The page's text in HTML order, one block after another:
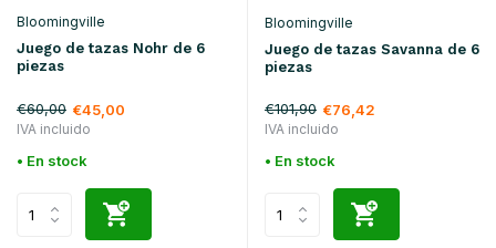
Bloomingville
Juego de tazas Nohr de 6
piezas
€60,00 €45,00
IVA incluido
• En stock
Bloomingville
Juego de tazas Savanna de 6
piezas
€101,90 €76,42
IVA incluido
• En stock